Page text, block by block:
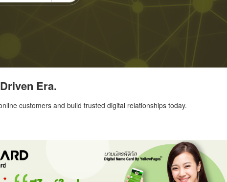
Era.
customers and build trusted digital relationships today.